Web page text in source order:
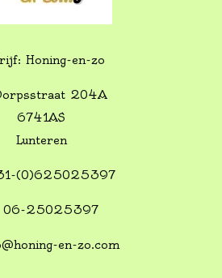
Honing-en-zo
204A
6741AS
Lunteren
(0)625025397
06-25025397
en-zo.com